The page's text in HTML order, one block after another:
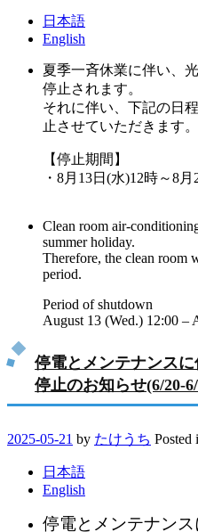
日本語
English
夏季一斉休業に伴い、
停止されます。
それに伴い、下記の日
止させていただきます。
【停止期間】
・8月13日(水)12時～8
Clean room air-
summer holiday.
Therefore, the clean room
period.
Period of shutdown
August 13 (Wed.) 12:00 –
停電とメンテナンス
停止のお知らせ(6/20-
2025-05-21 by たけうち Posted
日本語
English
停電とメンテナン